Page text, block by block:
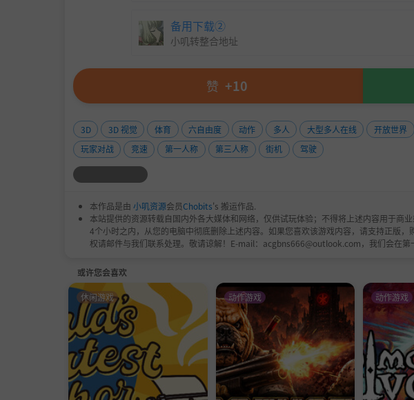
备用下载②
小叽转整合地址
赞 +10
3D 3D 视觉 体育 六自由度 动作 多人 大型多人在线 开放世界
玩家对战
竞速 第一人称 第三人称 街机 驾驶
本作品是由 小叽资源会员Chobits's 搬运作品.
本站提供的资源转载自国内外各大媒体和网络，仅供试玩体验；不得将上述内容用于商
4个小时之内，从您的电脑中彻底删除上述内容。如果您喜欢该游戏内容，请支持正版
权请邮件与我们联系处理。敬请谅解！E-mail：acgbns666@outlook.com，我们会在第
或许您会喜欢
休闲游戏 动作游戏 动作游戏